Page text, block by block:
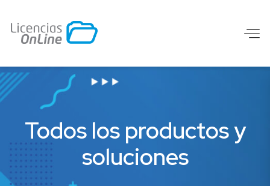
Todos los productos y
soluciones